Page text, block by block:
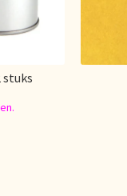
stuks